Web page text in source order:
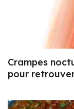
Crampes
pour